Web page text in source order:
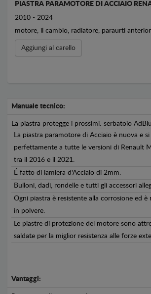
PIASTRA PARAMOTORE DI ACCIAIO
2010 - 2024
motore, il cambio, radiatore, paraurti
Aggiungi al carello
Manuale tecnico:
La piastra protegge i prossimi: serbatoio
La piastra paramotore di Acciaio è nuova e
perfettamente a tutte le versioni di Renault
tra il 2016 e il 2021.
É fatto di lamiera d'Acciaio di 2mm.
Bulloni, dadi, rondelle e tutti gli accessori
Ogni piastra è resistente alla corrosione ed
in polvere.
Le piastre di protezione del motore sono
saldate per la miglior resistenza alle forze
Vantaggi: